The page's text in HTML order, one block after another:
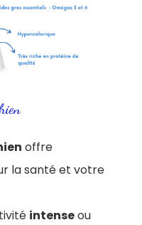
offre
la santé et votre
intenseou